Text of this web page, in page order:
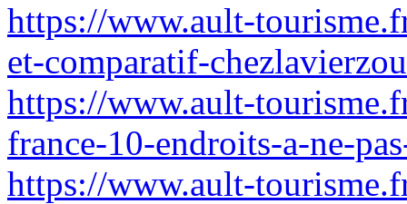
https://www.ault-
et-comparatif-
https://www.ault-
france-10-endroits-a-ne-
https://www.ault-